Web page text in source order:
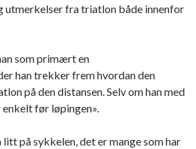
utmerkelser fra triatlon både innenfor
som primært en
han trekker frem hvordan den
på den distansen. Selv om han med
enkelt før løpingen».
på sykkelen, det er mange som har